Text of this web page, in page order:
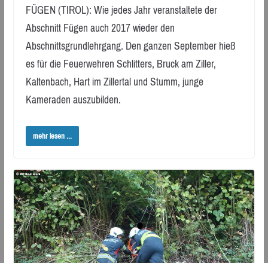
FÜGEN (TIROL): Wie jedes Jahr veranstaltete der
Abschnitt Fügen auch 2017 wieder den
Abschnittsgrundlehrgang. Den ganzen September hieß
es für die Feuerwehren Schlitters, Bruck am Ziller,
Kaltenbach, Hart im Zillertal und Stumm, junge
Kameraden auszubilden.
mehr lesen ...